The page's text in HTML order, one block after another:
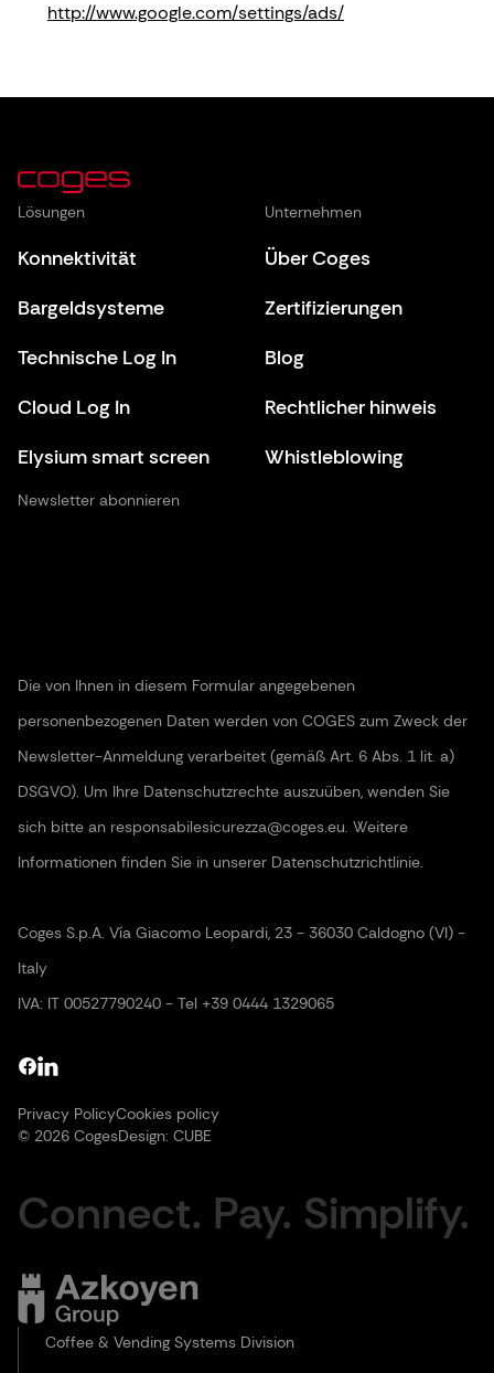
http://www.google.com/settings/ads/
Lösungen
Konnektivität
Bargeldsysteme
Technische Log In
Cloud Log In
Elysium smart screen
Unternehmen
Über Coges
Zertifizierungen
Blog
Rechtlicher hinweis
Whistleblowing
Newsletter abonnieren
Die von Ihnen in diesem Formular angegebenen
personenbezogenen Daten werden von COGES zum Zweck der
Newsletter-Anmeldung verarbeitet (gemäß Art. 6 Abs. 1 lit. a)
DSGVO). Um Ihre Datenschutzrechte auszuüben, wenden Sie
sich bitte an responsabilesicurezza@coges.eu. Weitere
Informationen finden Sie in unserer Datenschutzrichtlinie.
Coges S.p.A. Vía Giacomo Leopardi, 23 - 36030 Caldogno (VI) -
Italy
IVA: IT 00527790240 - Tel +39 0444 1329065
Privacy PolicyCookies policy
© 2026 CogesDesign: CUBE
Connect. Pay. Simplify.
Coffee & Vending Systems Division